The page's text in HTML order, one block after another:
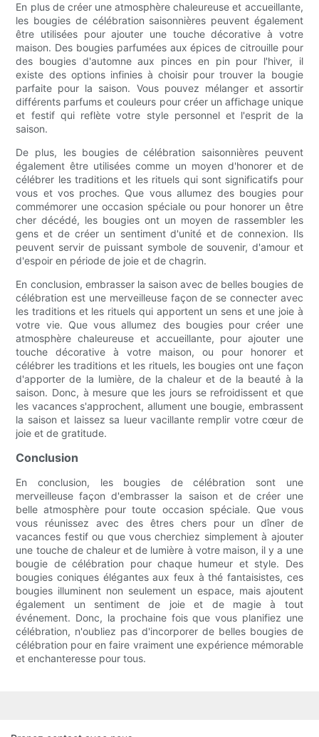
En plus de créer une atmosphère chaleureuse et accueillante,
les bougies de célébration saisonnières peuvent également
être utilisées pour ajouter une touche décorative à votre
maison. Des bougies parfumées aux épices de citrouille pour
des bougies d'automne aux pinces en pin pour l'hiver, il
existe des options infinies à choisir pour trouver la bougie
parfaite pour la saison. Vous pouvez mélanger et assortir
différents parfums et couleurs pour créer un affichage unique
et festif qui reflète votre style personnel et l'esprit de la
saison.
De plus, les bougies de célébration saisonnières peuvent
également être utilisées comme un moyen d'honorer et de
célébrer les traditions et les rituels qui sont significatifs pour
vous et vos proches. Que vous allumez des bougies pour
commémorer une occasion spéciale ou pour honorer un être
cher décédé, les bougies ont un moyen de rassembler les
gens et de créer un sentiment d'unité et de connexion. Ils
peuvent servir de puissant symbole de souvenir, d'amour et
d'espoir en période de joie et de chagrin.
En conclusion, embrasser la saison avec de belles bougies de
célébration est une merveilleuse façon de se connecter avec
les traditions et les rituels qui apportent un sens et une joie à
votre vie. Que vous allumez des bougies pour créer une
atmosphère chaleureuse et accueillante, pour ajouter une
touche décorative à votre maison, ou pour honorer et
célébrer les traditions et les rituels, les bougies ont une façon
d'apporter de la lumière, de la chaleur et de la beauté à la
saison. Donc, à mesure que les jours se refroidissent et que
les vacances s'approchent, allument une bougie, embrassent
la saison et laissez sa lueur vacillante remplir votre cœur de
joie et de gratitude.
Conclusion
En conclusion, les bougies de célébration sont une
merveilleuse façon d'embrasser la saison et de créer une
belle atmosphère pour toute occasion spéciale. Que vous
vous réunissez avec des êtres chers pour un dîner de
vacances festif ou que vous cherchiez simplement à ajouter
une touche de chaleur et de lumière à votre maison, il y a une
bougie de célébration pour chaque humeur et style. Des
bougies coniques élégantes aux feux à thé fantaisistes, ces
bougies illuminent non seulement un espace, mais ajoutent
également un sentiment de joie et de magie à tout
événement. Donc, la prochaine fois que vous planifiez une
célébration, n'oubliez pas d'incorporer de belles bougies de
célébration pour en faire vraiment une expérience mémorable
et enchanteresse pour tous.